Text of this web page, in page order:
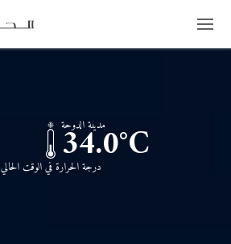
مدينة الدوحة
34.0°Cدرجة الحرارة في الوقت الحالي